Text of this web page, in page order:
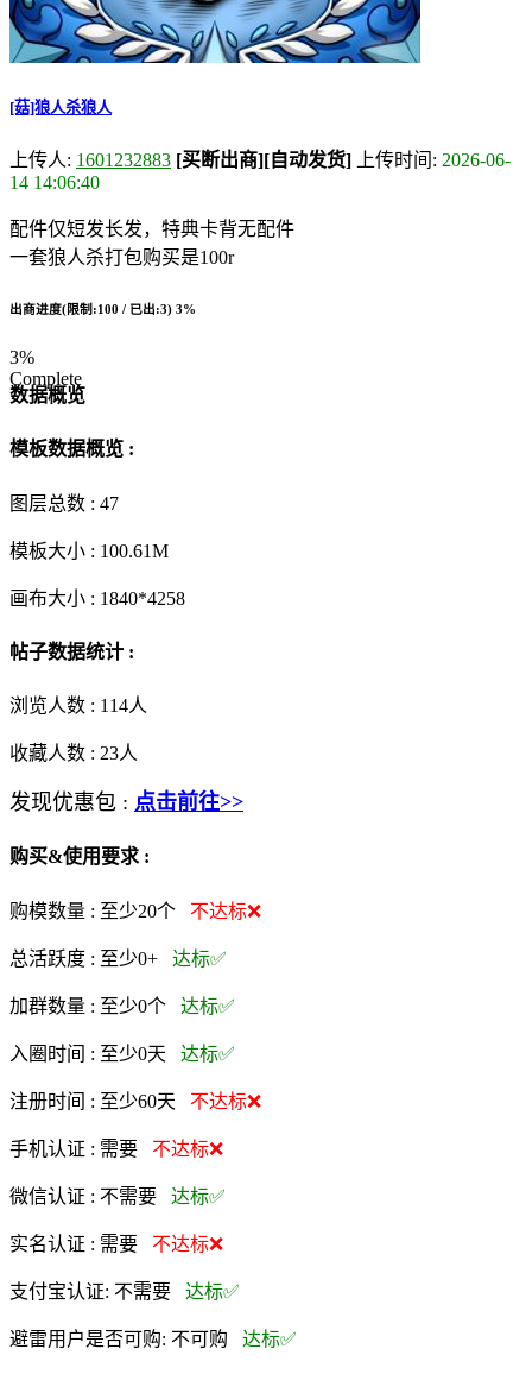
[菇]狼人杀狼人
上传人: 1601232883 [买断出商][自动发货] 上传时间: 2026-06-
14 14:06:40
配件仅短发长发，特典卡背无配件
一套狼人杀打包购买是100r
出商进度(限制:100 / 已出:3) 3%
3%
Complete
数据概览
模板数据概览 :
图层总数 : 47
模板大小 : 100.61M
画布大小 : 1840*4258
帖子数据统计 :
浏览人数 : 114人
收藏人数 : 23人
发现优惠包 : 点击前往>>
购买&使用要求 :
购模数量 : 至少20个 不达标❌
总活跃度 : 至少0+ 达标✅
加群数量 : 至少0个 达标✅
入圈时间 : 至少0天 达标✅
注册时间 : 至少60天 不达标❌
手机认证 : 需要 不达标❌
微信认证 : 不需要 达标✅
实名认证 : 需要 不达标❌
支付宝认证: 不需要 达标✅
避雷用户是否可购: 不可购 达标✅